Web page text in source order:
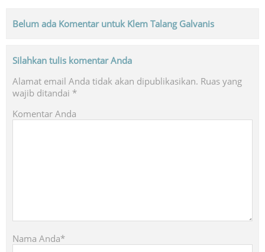
Belum ada Komentar untuk Klem Talang Galvanis
Silahkan tulis komentar Anda
Alamat email Anda tidak akan dipublikasikan. Ruas yang
wajib ditandai *
Komentar Anda
Nama Anda*